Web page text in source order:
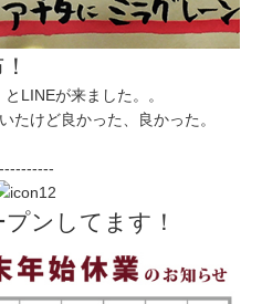
とLINEが来ました。。
たけど良かった、良かった。
ンしてます！